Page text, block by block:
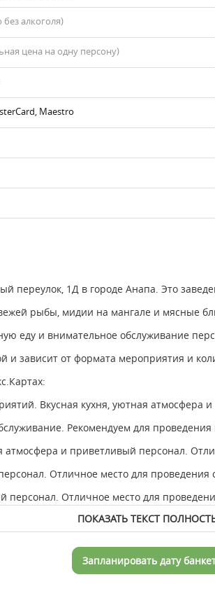
без алкоголя)
цена на одну персону)
Maestro
переулок, 1Д в городе Анапа. Это
рыбы, мидии на мангале и мясные
еду и внимательное обслуживание
и зависит от формата мероприятия и
Вкусная кухня, уютная атмосфера
Рекомендуем для
и приветливый персонал.
Отличное место для проведения
персонал. Отличное место для
ПОКАЗАТЬ ТЕКСТ
Запланировать дату